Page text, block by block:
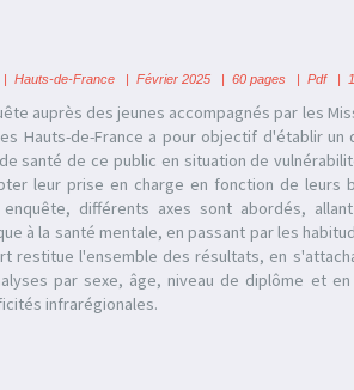
| Hauts-de-France| Février 2025 | 60 pages | Pdf |
auprès des jeunes accompagnés par les
Hauts-de-France a pour objectif d'établir un
santé de ce public en situation de
leur prise en charge en fonction de leurs
différents axes sont abordés,
à la santé mentale, en passant par les
restitue l'ensemble des résultats, en
par sexe, âge, niveau de diplôme et
infrarégionales.